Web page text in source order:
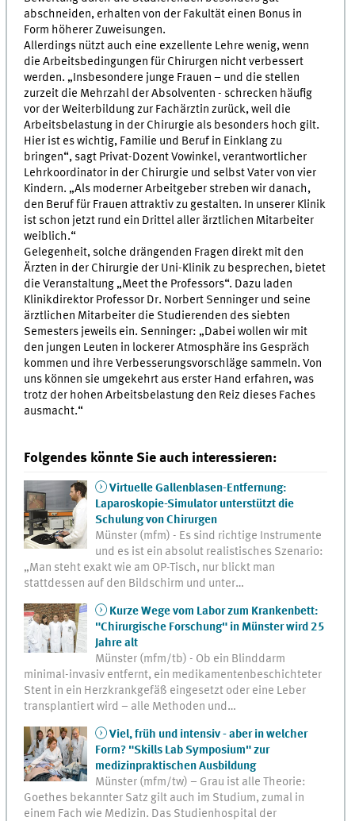
abschneiden, erhalten von der Fakultät einen Bonus in
Form höherer Zuweisungen.
Allerdings nützt auch eine exzellente Lehre wenig, wenn
die Arbeitsbedingungen für Chirurgen nicht verbessert
werden. „Insbesondere junge Frauen – und die stellen
zurzeit die Mehrzahl der Absolventen - schrecken häufig
vor der Weiterbildung zur Fachärztin zurück, weil die
Arbeitsbelastung in der Chirurgie als besonders hoch gilt.
Hier ist es wichtig, Familie und Beruf in Einklang zu
bringen“, sagt Privat-Dozent Vowinkel, verantwortlicher
Lehrkoordinator in der Chirurgie und selbst Vater von vier
Kindern. „Als moderner Arbeitgeber streben wir danach,
den Beruf für Frauen attraktiv zu gestalten. In unserer Klinik
ist schon jetzt rund ein Drittel aller ärztlichen Mitarbeiter
weiblich.“
Gelegenheit, solche drängenden Fragen direkt mit den
Ärzten in der Chirurgie der Uni-Klinik zu besprechen, bietet
die Veranstaltung „Meet the Professors“. Dazu laden
Klinikdirektor Professor Dr. Norbert Senninger und seine
ärztlichen Mitarbeiter die Studierenden des siebten
Semesters jeweils ein. Senninger: „Dabei wollen wir mit
den jungen Leuten in lockerer Atmosphäre ins Gespräch
kommen und ihre Verbesserungsvorschläge sammeln. Von
uns können sie umgekehrt aus erster Hand erfahren, was
trotz der hohen Arbeitsbelastung den Reiz dieses Faches
ausmacht.“
Folgendes könnte Sie auch interessieren:
Virtuelle Gallenblasen-Entfernung:
Laparoskopie-Simulator unterstützt die
Schulung von Chirurgen
Münster (mfm) - Es sind richtige Instrumente
und es ist ein absolut realistisches Szenario:
„Man steht exakt wie am OP-Tisch, nur blickt man
stattdessen auf den Bildschirm und unter…
Kurze Wege vom Labor zum Krankenbett:
"Chirurgische Forschung" in Münster wird 25
Jahre alt
Münster (mfm/tb) - Ob ein Blinddarm
minimal-invasiv entfernt, ein medikamentenbeschichteter
Stent in ein Herzkrankgefäß eingesetzt oder eine Leber
transplantiert wird – alle Methoden und…
Viel, früh und intensiv - aber in welcher
Form? "Skills Lab Symposium" zur
medizinpraktischen Ausbildung
Münster (mfm/tw) – Grau ist alle Theorie:
Goethes bekannter Satz gilt auch im Studium, zumal in
einem Fach wie Medizin. Das Studienhospital der